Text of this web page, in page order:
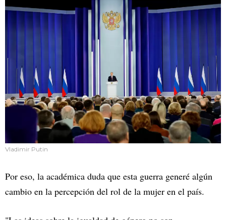
Vladimir Putin
Por eso, la académica duda que esta guerra generé algún
cambio en la percepción del rol de la mujer en el país.